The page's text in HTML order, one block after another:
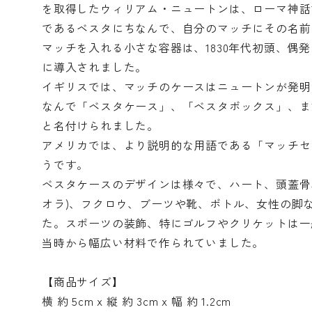
を取得したウィリアム・ニュートンは、ローマ神
であるベスタにちなんで、自分のマッチにその名
マッチを入れる小さな容器は、1830年代初頭、偶
に導入されました。
イギリスでは、マッチのケースはニュートンが発
なんで「ベスタケース」、「ベスタボックス」、
と名付けられました。
アメリカでは、より説明的な用語である「マッチ
うです。
ベスタケースのデザインは様々で、ハート、頭蓋
オラ)、フクロウ、ブーツや靴、ボトル、女性の脚
た。スポーツの装飾、特にゴルフやクリケットは
当時から幅広い材料で作られていました。
【商品サイズ】
横 約 5cm x 縦 約 3cm x 幅 約 1.2cm